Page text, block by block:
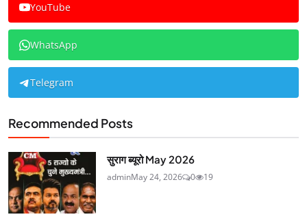
YouTube
WhatsApp
Telegram
Recommended Posts
सुराग ब्यूरो May 2026
adminMay 24, 2026 0 19